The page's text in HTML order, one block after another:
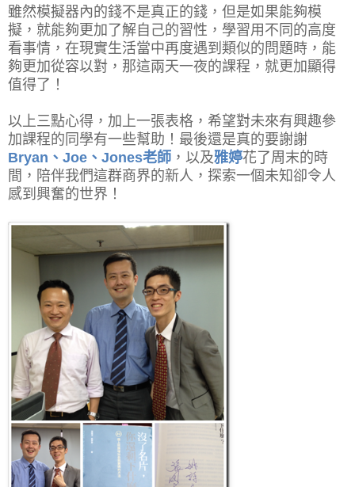
雖然模擬器內的錢不是真正的錢，但是如果能夠模
擬，就能夠更加了解自己的習性，學習用不同的高度
看事情，在現實生活當中再度遇到類似的問題時，能
夠更加從容以對，那這兩天一夜的課程，就更加顯得
值得了！
以上三點心得，加上一張表格，希望對未來有興趣參
加課程的同學有一些幫助！最後還是真的要謝謝
Bryan、Joe、Jones老師 ，以及雅婷花了周末的時
間，陪伴我們這群商界的新人，探索一個未知卻令人
感到興奮的世界！